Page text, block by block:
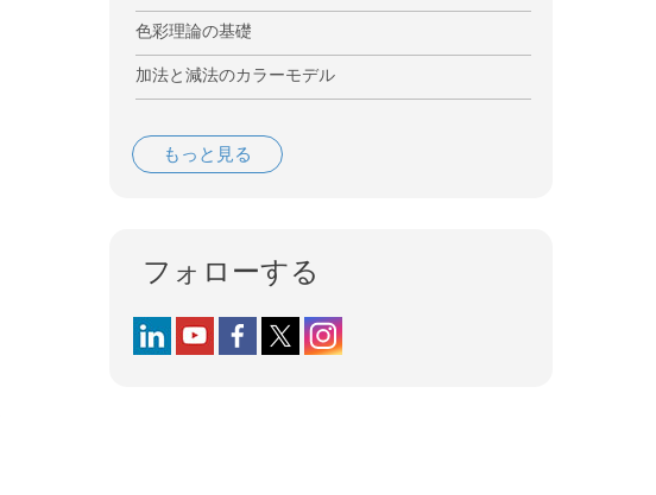
色彩理論の基礎
加法と減法のカラーモデル
もっと見る
フォローする
Follow us on LinkedIn
Follow us on YouTube
Follow us on Facebook
Follow us on X (formerly Twitter)
Follow us on Instagram